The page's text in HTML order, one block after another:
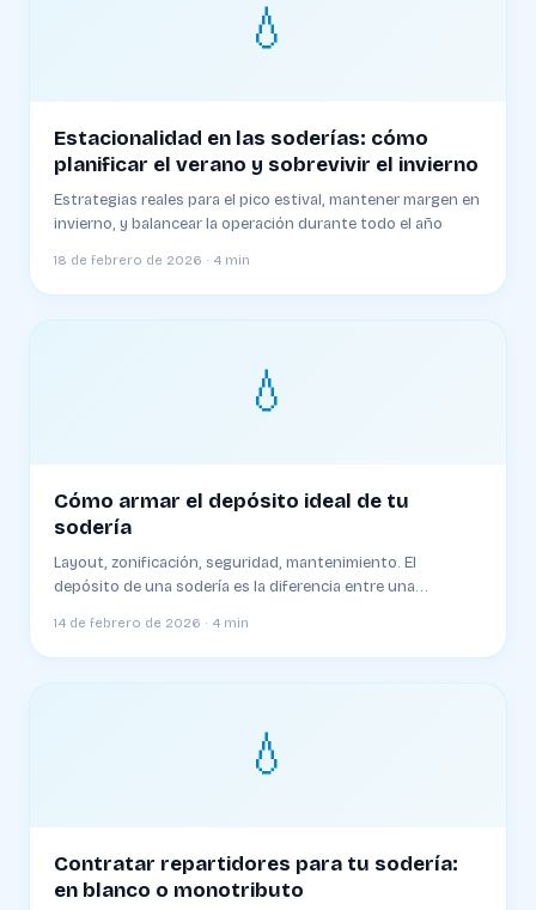
💧
Estacionalidad en las soderías: cómo
planificar el verano y sobrevivir el invierno
Estrategias reales para el pico estival, mantener margen en
invierno, y balancear la operación durante todo el año
18 de febrero de 2026 · 4 min
💧
Cómo armar el depósito ideal de tu
sodería
Layout, zonificación, seguridad, mantenimiento. El
depósito de una sodería es la diferencia entre una
14 de febrero de 2026 · 4 min
💧
Contratar repartidores para tu sodería:
en blanco o monotributo